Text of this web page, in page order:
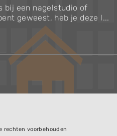
bij een nagelstudio of
geweest, heb je deze l...
rechten voorbehouden